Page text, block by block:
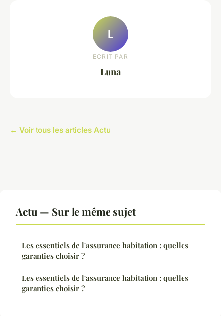
L
ECRIT PAR
Luna
← Voir tous les articles Actu
Actu — Sur le même sujet
Les essentiels de l'assurance habitation : quelles
garanties choisir ?
Les essentiels de l'assurance habitation : quelles
garanties choisir ?